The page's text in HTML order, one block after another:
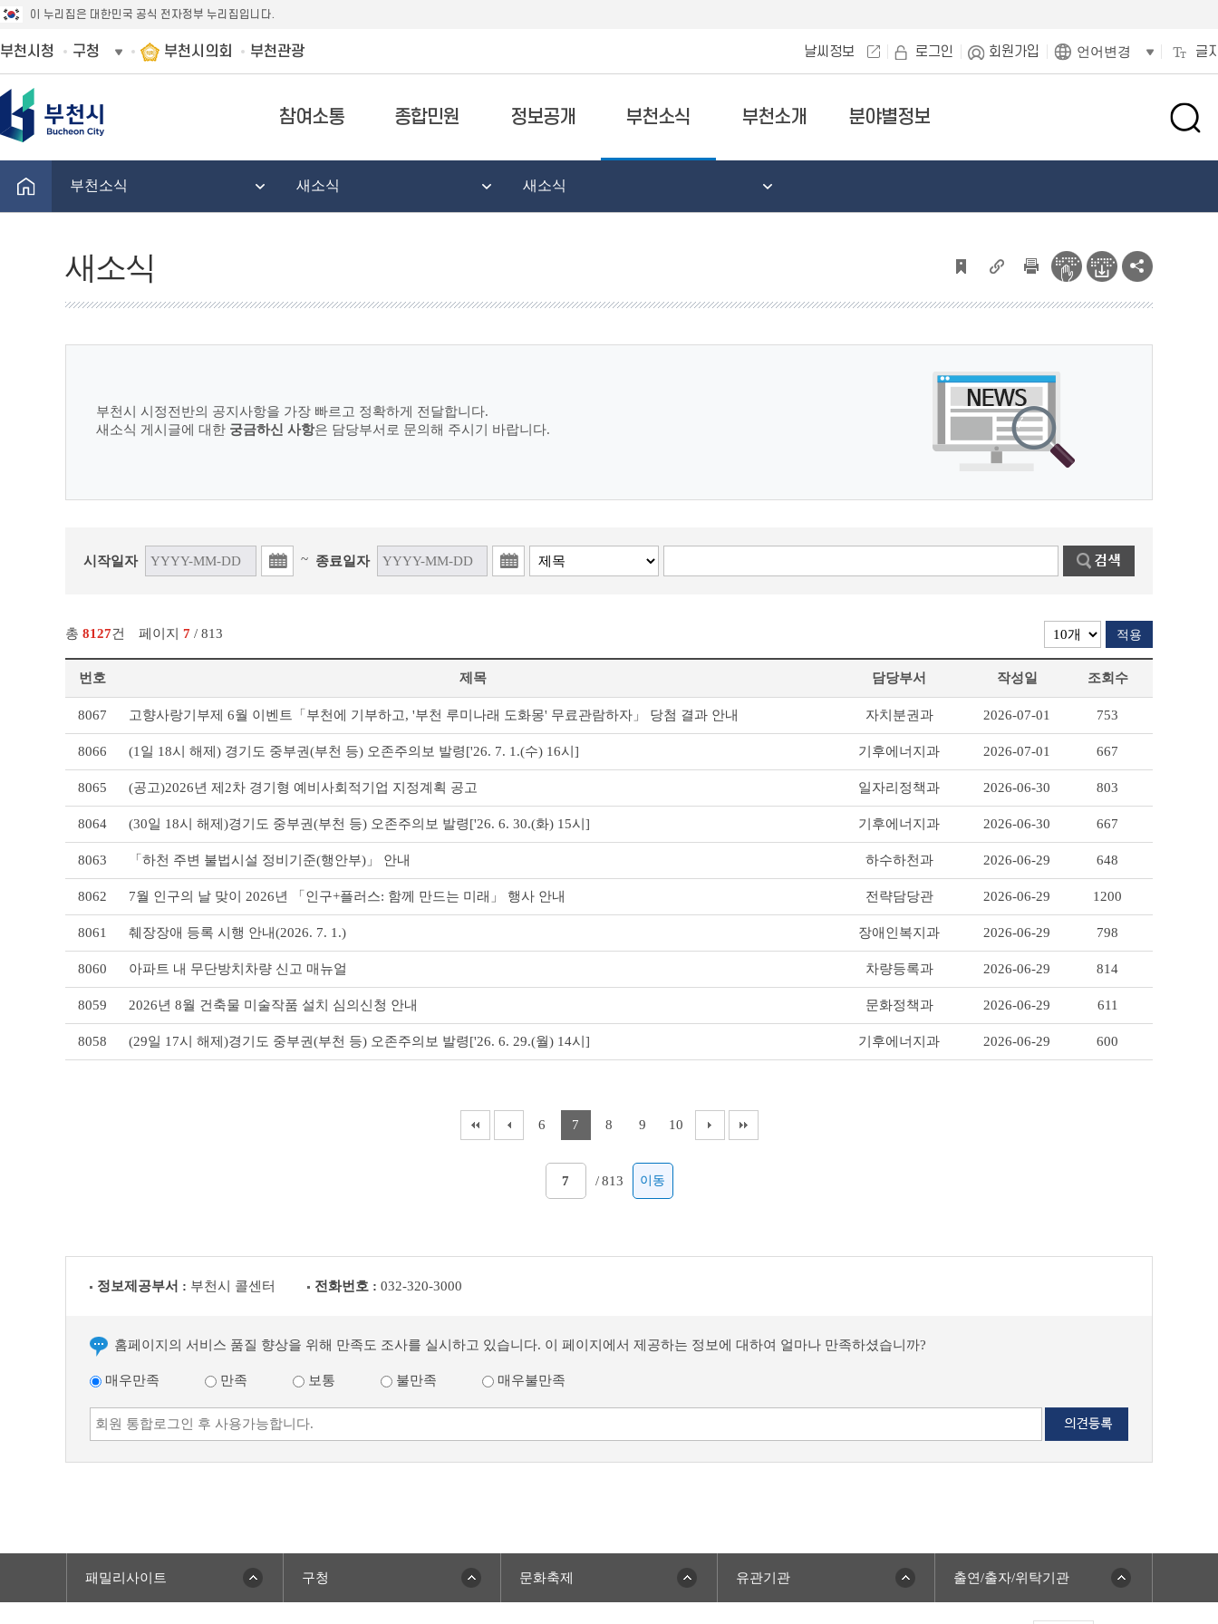
이 누리집은 대한민국 공식 전자정부 누리집입니다.
부천시청 구청 부천시의회 부천관광 날씨정보 로그인 회원가입 언어변경 글
참여소통 종합민원 정보공개 부천소식 부천소개 분야별정보
검
창
부천소식 새소식 새소식
새소식
부천시 시정전반의 공지사항을 가장 빠르고 정확하게 전달합니다.
새소식 게시글에 대한 궁금하신 사항은 담당부서로 문의해 주시기 바랍니다.
시작일자 ~ 종료일자
총 8127건 페이지 7 / 813 적용
리
트
테
이
블
번호 제목 담당부서 작성일 조회수
8067 고향사랑기부제 6월 이벤트「부천에 기부하고, '부천 루미나래 도화몽' 무료관람하자」 당첨 결과 안내 자치분권과 2026-07-01 753
8066 (1일 18시 해제) 경기도 중부권(부천 등) 오존주의보 발령['26. 7. 1.(수) 16시] 기후에너지과 2026-07-01 667
8065 (공고)2026년 제2차 경기형 예비사회적기업 지정계획 공고 일자리정책과 2026-06-30 803
8064 (30일 18시 해제)경기도 중부권(부천 등) 오존주의보 발령['26. 6. 30.(화) 15시] 기후에너지과 2026-06-30 667
8063 「하천 주변 불법시설 정비기준(행안부)」 안내 하수하천과 2026-06-29 648
8062 7월 인구의 날 맞이 2026년 「인구+플러스: 함께 만드는 미래」 행사 안내 전략담당관 2026-06-29 1200
8061 췌장장애 등록 시행 안내(2026. 7. 1.) 장애인복지과 2026-06-29 798
8060 아파트 내 무단방치차량 신고 매뉴얼 차량등록과 2026-06-29 814
8059 2026년 8월 건축물 미술작품 설치 심의신청 안내 문화정책과 2026-06-29 611
8058 (29일 17시 해제)경기도 중부권(부천 등) 오존주의보 발령['26. 6. 29.(월) 14시] 기후에너지과 2026-06-29 600
6 7 8 9 10
/ 813 이동
정보제공부서 : 부천시 콜센터 전화번호 : 032-320-3000
홈페이지의 서비스 품질 향상을 위해 만족도 조사를 실시하고 있습니다. 이 페이지에서 제공하는 정보에 대하여 얼마나 만족하셨습니까?
매우만족 만족 보통 불만족 매우불만족
패밀리사이트 구청 문화축제 유관기관 출연/출자/위탁기관